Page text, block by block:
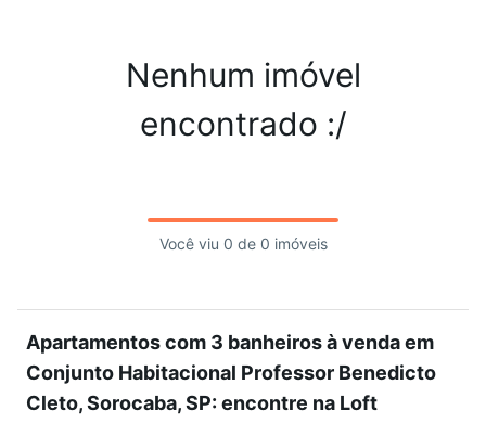
Nenhum imóvel
encontrado :/
Você viu 0 de 0 imóveis
Apartamentos com 3 banheiros à venda em
Conjunto Habitacional Professor Benedicto
Cleto, Sorocaba, SP: encontre na Loft